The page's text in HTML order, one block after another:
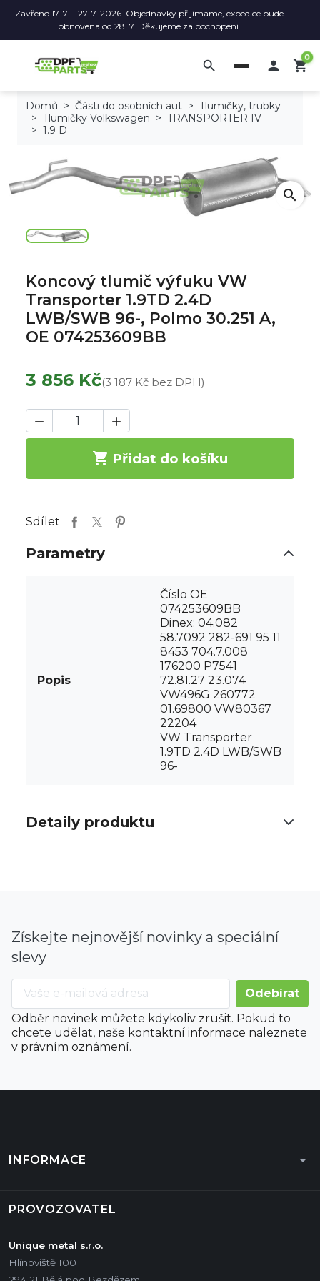
Zavřeno 17. 7. – 27. 7. 2026. Objednávky přijímáme, expedice bude
obnovena od 28. 7. Děkujeme za pochopení.
search  shopping_cart
0
Domů Části do osobních aut
Tlumičky, trubky
Tlumičky Volkswagen
TRANSPORTER IV
1.9 D
search
Koncový tlumič výfuku VW
Transporter 1.9TD 2.4D
LWB/SWB 96-, Polmo 30.251 A,
OE 074253609BB
3 856 Kč(3 187 Kč bez DPH)
 
 Přidat do košíku
Sdílet
Parametry
Popis
Číslo OE
074253609BB
Dinex: 04.082
58.7092 282-691 95 11
8453 704.7.008
176200 P7541
72.81.27 23.074
VW496G 260772
01.69800 VW80367
22204
VW Transporter
1.9TD 2.4D LWB/SWB
96-
Detaily produktu
Získejte nejnovější novinky a speciální
slevy
Odběr novinek můžete kdykoliv zrušit. Pokud to
chcete udělat, naše kontaktní informace naleznete
v právním oznámení.
INFORMACE arrow_drop_down
PROVOZOVATEL
Unique metal s.r.o.
Hlínoviště 100